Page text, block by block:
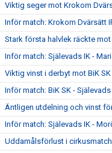
Viktig seger mot Krokom
Inför match: Krokom Dvärsätt
Stark första halvlek räckte mot
Inför match: Själevads IK -
Viktig vinst i derbyt mot BiK SK
Inför match: BiK SK - Själevads
Äntligen utdelning och vinst
Inför match: Själevads IK -
Uddamålsförlust i